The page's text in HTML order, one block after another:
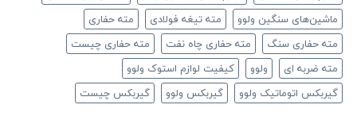
ماشین‌های سنگین ولوو
مته تیغه فولادی
مته حفاری
مته حفاری سنگ
مته حفاری چاه نفت
مته حفاری چیست
مته ضربه ای
ولوو
کیفیت لوازم استوک ولوو
گیربکس اتوماتیک ولوو
گیربکس ولوو گیربکس چیست